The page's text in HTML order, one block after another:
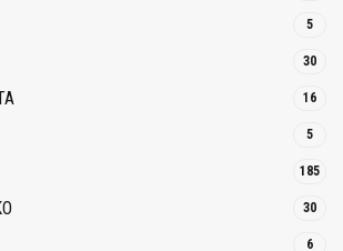
5
30
16
5
185
30
6